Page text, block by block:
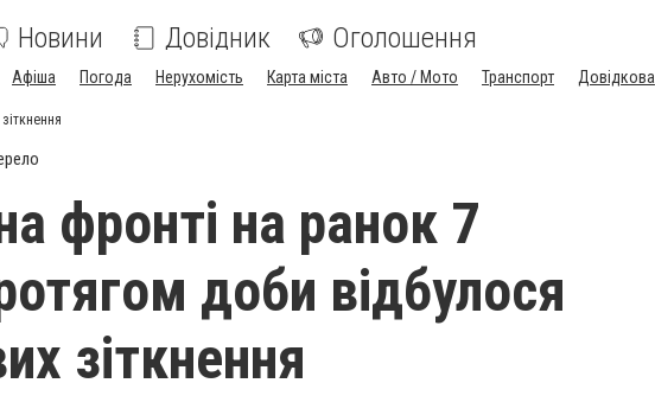
Новини Довідник Оголошення
Афіша Погода Нерухомість Карта міста Авто / Мото Транспорт Довідкова
фронті на ранок 7
доби відбулося
зіткнення